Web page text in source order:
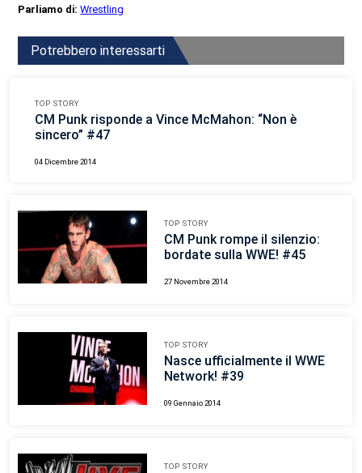
Parliamo di:Wrestling
Potrebbero interessarti
TOP STORY
CM Punk risponde a Vince McMahon: “Non è
sincero” #47
04 Dicembre 2014
TOP STORY
CM Punk rompe il silenzio:
bordate sulla WWE! #45
27 Novembre 2014
TOP STORY
Nasce ufficialmente il WWE
Network! #39
09 Gennaio 2014
TOP STORY